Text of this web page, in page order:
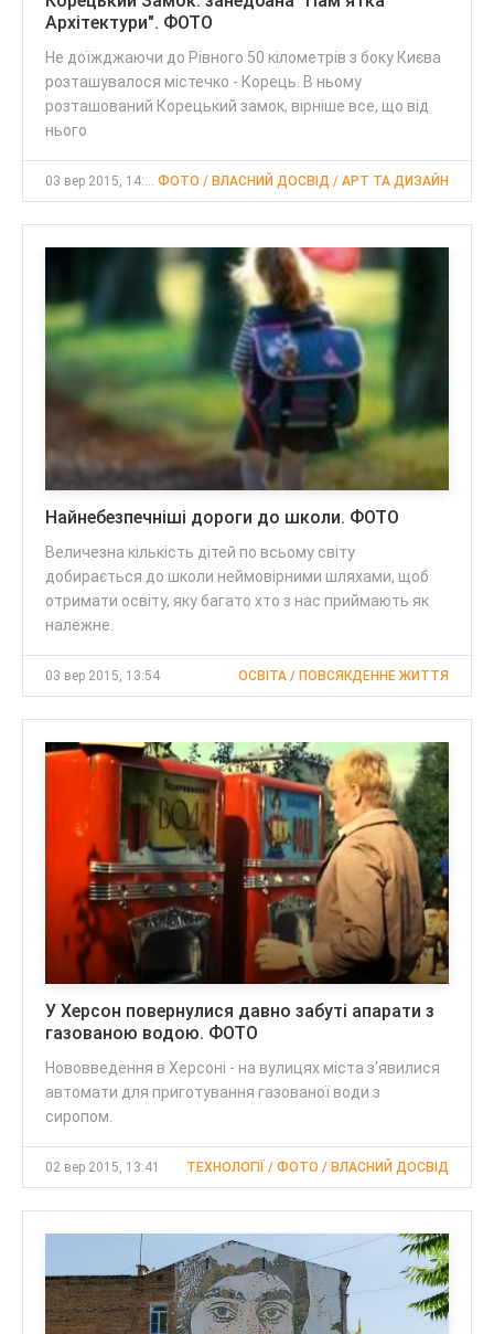
Архітектури". ФОТО
Не доїжджаючи до Рівного 50 кілометрів з боку Києва
розташувалося містечко - Корець. В ньому
розташований Корецький замок, вірніше все, що від
нього
03 вер 2015, 14:38 ФОТО / ВЛАСНИЙ ДОСВІД / АРТ ТА ДИЗАЙН
Найнебезпечніші дороги до школи. ФОТО
Величезна кількість дітей по всьому світу
добирається до школи неймовірними шляхами, щоб
отримати освіту, яку багато хто з нас приймають як
належне.
03 вер 2015, 13:54 ОСВІТА / ПОВСЯКДЕННЕ ЖИТТЯ
У Херсон повернулися давно забуті апарати з
газованою водою. ФОТО
Нововведення в Херсоні - на вулицях міста з'явилися
автомати для приготування газованої води з
сиропом.
02 вер 2015, 13:41 ТЕХНОЛОГІЇ / ФОТО / ВЛАСНИЙ ДОСВІД